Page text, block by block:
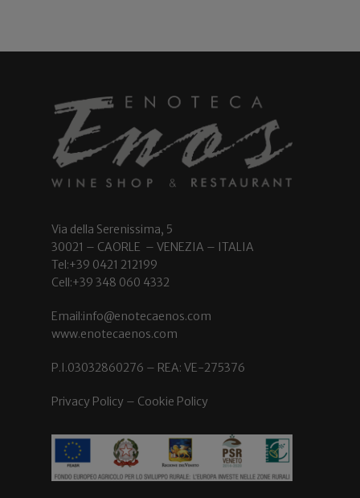
Via della Serenissima, 5
30021 – CAORLE – VENEZIA – ITALIA
Tel:+39 0421 212199
Cell:+39 348 060 4332
Email:info@enotecaenos.com
www.enotecaenos.com
P.I.03032860276 – REA: VE-275376
Privacy Policy – Cookie Policy